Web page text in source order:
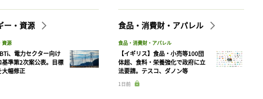
ー・資源
資源
、電力セクター向け
基準第2次案公表。目標
大幅修正
食品・消費財・アパレル
食品・消費財・アパレル
【イギリス】食品・小売等100団
体超、食料・栄養強化で政府に立
法要請。テスコ、ダノン等
1日前